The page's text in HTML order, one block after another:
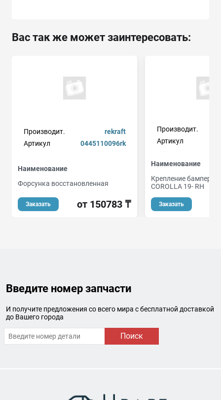
Вас так же может заинтересовать:
Производит.
rekraft
Артикул
0445110096rk
Наименование
Форсунка восстановленная
Заказать от 150783 ₸
Производит.
Артикул
Наименование
Крепление бампера
COROLLA 19- RH
Заказать
Введите номер запчасти
И получите предложения со всего мира с бесплатной доставкой
до Вашего города
Поиск